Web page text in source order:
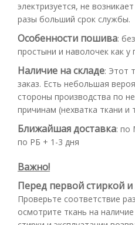
электризуется, не
разы больший срок службы.
Особенности пошива:
простыни и наволочек как у
Наличие на складе: Этот
заказ. Есть небольшая
стороны производства по
причинам (нехватка ткани и
Ближайшая доставка: по
по РБ + 1-3 дня
Важно!
Перед первой стиркой и
Проверьте соответствие
осмотрите ткань на